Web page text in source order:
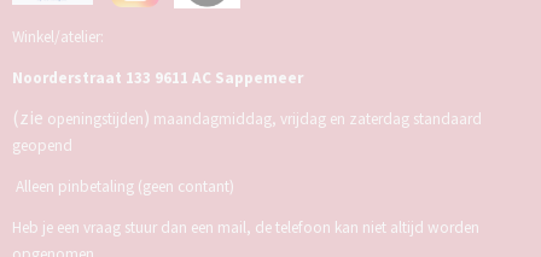
Winkel/atelier:
Noorderstraat 133 9611 AC Sappemeer
(zie openingstijden) maandagmiddag, vrijdag en zaterdag standaard
geopend
Alleen pinbetaling (geen contant)
Heb je een vraag stuur dan een mail, de telefoon kan niet altijd worden